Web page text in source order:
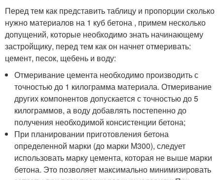
Перед тем как представить таблицу и пропорции сколько
нужно материалов на 1 куб бетона , примем несколько
допущений, которые необходимо знать начинающему
застройщику, перед тем как он начнет отмеривать:
цемент, песок, щебень и воду:
Отмеривание цемента необходимо производить с
точностью до 1 килограмма материала. Отмеривание
других компонентов допускается с точностью до 5
килограммов, а воду добавлять постепенно до
получения необходимой консистенции бетона;
При планировании приготовления бетона
определенной марки (до марки М300), следует
использовать марку цемента, которая не выше марки
бетона. Это позволяет максимально минимизировать